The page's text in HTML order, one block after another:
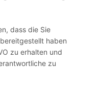
dass die Sie
haben
zu erhalten und
zu